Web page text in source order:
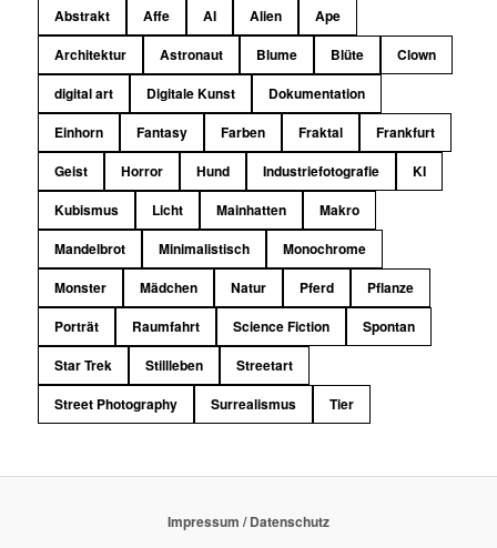
Abstrakt Affe AI Alien
Ape
Architektur
Astronaut Blume Blüte
Clown
digital art
Digitale Kunst
Dokumentation
Einhorn
Fantasy Farben Fraktal
Frankfurt
Geist
Horror Hund Industriefotografie
KI
Kubismus
Licht Mainhatten
Makro
Mandelbrot
Minimalistisch
Monochrome
Monster
Mädchen Natur Pferd
Pflanze
Porträt
Raumfahrt Science Fiction
Spontan
Star Trek
Stillleben
Streetart
Street Photography
Surrealismus Tier
Impressum / Datenschutz